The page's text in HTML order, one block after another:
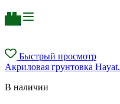
Быстрый просмотр
Акриловая грунтовка Hayat.
В наличии